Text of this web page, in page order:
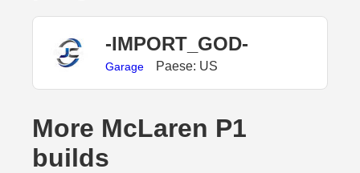
-IMPORT_GOD-
Garage Paese: US
More McLaren P1
builds